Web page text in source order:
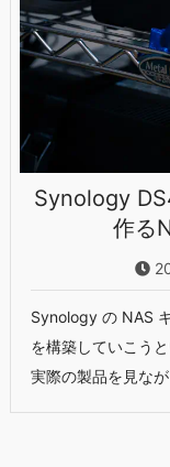
Synology
作る
Synology の NAS
を構築していこう
実際の製品を見な